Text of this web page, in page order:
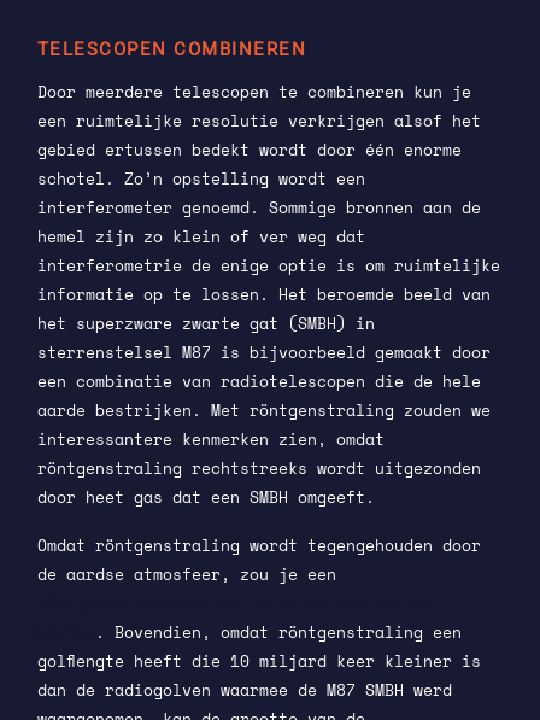
TELESCOPEN COMBINEREN
Door meerdere telescopen te combineren kun je
een ruimtelijke resolutie verkrijgen alsof het
gebied ertussen bedekt wordt door één enorme
schotel. Zo’n opstelling wordt een
interferometer genoemd. Sommige bronnen aan de
hemel zijn zo klein of ver weg dat
interferometrie de enige optie is om ruimtelijke
informatie op te lossen. Het beroemde beeld van
het superzware zwarte gat (SMBH) in
sterrenstelsel M87 is bijvoorbeeld gemaakt door
een combinatie van radiotelescopen die de hele
aarde bestrijken. Met röntgenstraling zouden we
interessantere kenmerken zien, omdat
röntgenstraling rechtstreeks wordt uitgezonden
door heet gas dat een SMBH omgeeft.
Omdat röntgenstraling wordt tegengehouden door
de aardse atmosfeer, zou je een
. Bovendien, omdat röntgenstraling een
golflengte heeft die 10 miljard keer kleiner is
dan de radiogolven waarmee de M87 SMBH werd